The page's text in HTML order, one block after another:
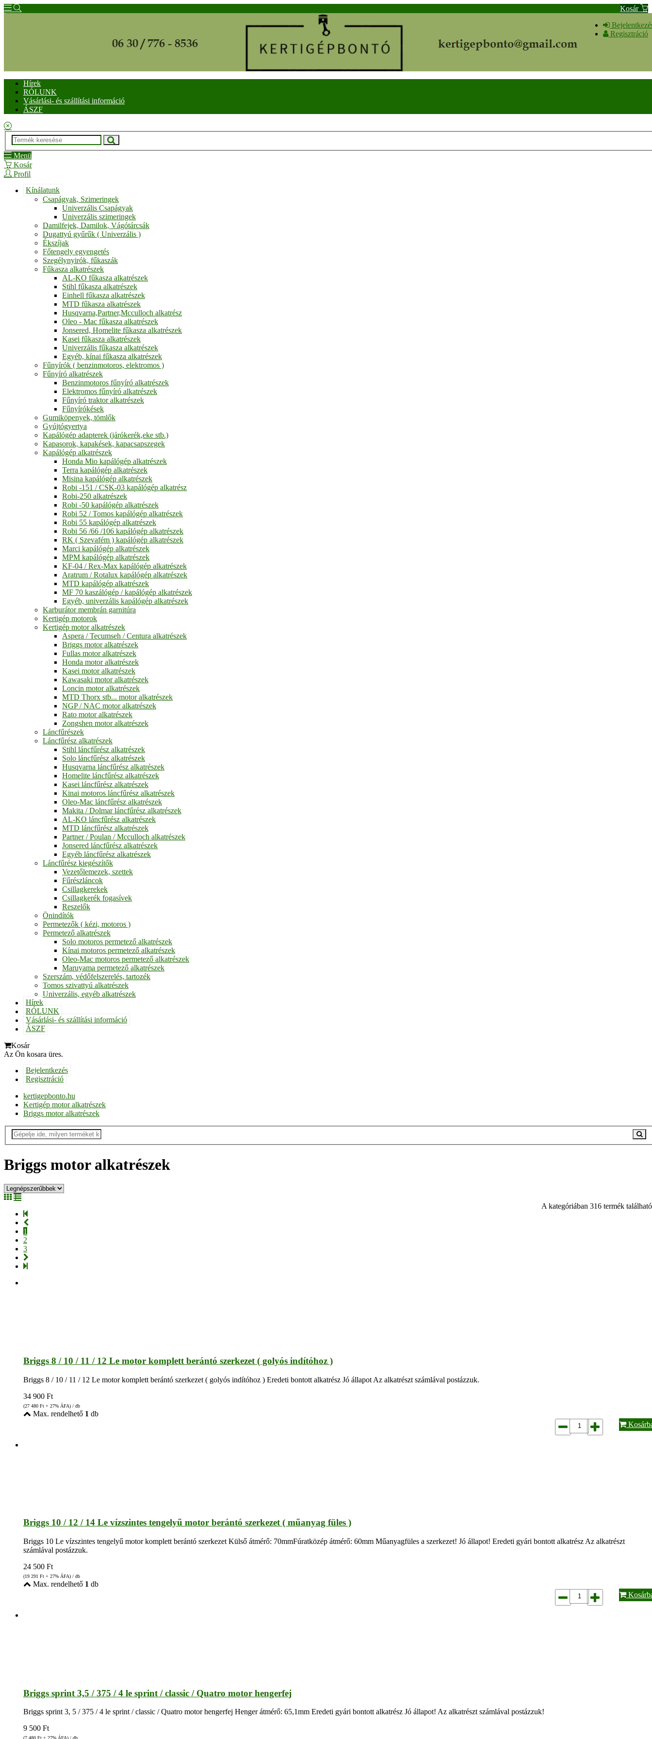
Kosár
Regisztráció
Hírek
RÓLUNK
Vásárlási- és szállítási információ
ÁSZF
Menü
Kosár
Profil
Kínálatunk
Csapágyak, Szimeringek
Univerzális Csapágyak
Univerzális szimeringek
Damilfejek, Damilok, Vágótárcsák
Dugattyú gyűrűk ( Univerzális )
Ékszíjak
Főtengely egyengetés
Szegélynyirók, fűkaszák
Fűkasza alkatrészek
AL-KO fűkasza alkatrészek
Stihl fűkasza alkatrészek
Einhell fűkasza alkatrészek
MTD fűkasza alkatrészek
Husqvarna,Partner,Mcculloch alkatrész
Oleo - Mac fűkasza alkatrészek
Jonsered, Homelite fűkasza alkatrészek
Kasei fűkasza alkatrészek
Univerzális fűkasza alkatrészek
Egyéb, kínai fűkasza alkatrészek
Fűnyírók ( benzinmotoros, elektromos )
Fűnyíró alkatrészek
Benzinmotoros fűnyíró alkatrészek
Elektromos fűnyíró alkatrészek
Fűnyíró traktor alkatrészek
Fűnyírókések
Gumiköpenyek, tömlők
Gyújtógyertya
Kapálógép adapterek (járókerék,eke stb.)
Kapasorok, kapakések, kapacsapszegek
Kapálógép alkatrészek
Honda Mio kapálógép alkatrészek
Terra kapálógép alkatrészek
Misina kapálógép alkatrészek
Robi -151 / CSK-03 kapálógép alkatrész
Robi-250 alkatrészek
Robi -50 kapálógép alkatrészek
Robi 52 / Tomos kapálógép alkatrészek
Robi 55 kapálógép alkatrészek
Robi 56 /66 /106 kapálógép alkatrészek
RK ( Szevafém ) kapálógép alkatrészek
Marci kapálógép alkatrészek
MPM kapálógép alkatrészek
KF-04 / Rex-Max kapálógép alkatrészek
Aratrum / Rotalux kapálógép alkatrészek
MTD kapálógép alkatrészek
MF 70 kaszálógép / kapálógép alkatrészek
Egyéb, univerzális kapálógép alkatrészek
Karburátor membrán garnitúra
Kertigép motorok
Kertigép motor alkatrészek
Aspera / Tecumseh / Centura alkatrészek
Briggs motor alkatrészek
Fullas motor alkatrészek
Honda motor alkatrészek
Kasei motor alkatrészek
Kawasaki motor alkatrészek
Loncin motor alkatrészek
MTD Thorx stb... motor alkatrészek
NGP / NAC motor alkatrészek
Rato motor alkatrészek
Zongshen motor alkatrészek
Láncfűrészek
Láncfűrész alkatrészek
Stihl láncfűrész alkatrészek
Solo láncfűrész alkatrészek
Husqvarna láncfűrész alkatrészek
Homelite láncfűrész alkatrészek
Kasei láncfűrész alkatrészek
Kinai motoros láncfűrész alkatrészek
Oleo-Mac láncfűrész alkatrészek
Makita / Dolmar láncfűrész alkatrészek
AL-KO láncfűrész alkatrészek
MTD láncfűrész alkatrészek
Partner / Poulan / Mcculloch alkatrészek
Jonsered láncfűrész alkatrészek
Egyéb láncfűrész alkatrészek
Láncfűrész kiegészítők
Vezetőlemezek, szettek
Fűrészláncok
Csillagkerekek
Csillagkerék fogasívek
Reszelők
Önindítók
Permetezők ( kézi, motoros )
Permetező alkatrészek
Solo motoros permetező alkatrészek
Kínai motoros permetező alkatrészek
Oleo-Mac motoros permetező alkatrészek
Maruyama permetező alkatrészek
Szerszám, védőfelszerelés, tartozék
Tomos szivattyú alkatrészek
Univerzális, egyéb alkatrészek
Hírek
RÓLUNK
Vásárlási- és szállítási információ
ÁSZF
Kosár
Az Ön kosara üres.
Bejelentkezés
Regisztráció
kertigepbonto.hu
Kertigép motor alkatrészek
Briggs motor alkatrészek
Briggs motor alkatrészek
A kategóriában 316 termék
1
2
3
Briggs 8 / 10 / 11 / 12 Le motor komplett berántó szerkezet ( golyós indítóhoz )
Briggs 8 / 10 / 11 / 12 Le motor komplett berántó szerkezet ( golyós indítóhoz ) Eredeti bontott alkatrész Jó állapot Az alkatrészt számlával postázzuk.
34 900 Ft
(27 480 Ft + 27% ÁFA) / db
Max. rendelhető 1 db
Briggs 10 / 12 / 14 Le vízszintes tengelyű motor berántó szerkezet ( műanyag füles )
Briggs 10 Le vízszintes tengelyű motor komplett berántó szerkezet Külső átmérő: 70mmFúratközép átmérő: 60mm Műanyagfüles a szerkezet! Jó állapot! Eredeti gyári bontott alkatrész Az alkatrészt
számlával postázzuk.
24 500 Ft
(19 291 Ft + 27% ÁFA) / db
Max. rendelhető 1 db
Briggs sprint 3,5 / 375 / 4 le sprint / classic / Quatro motor hengerfej
Briggs sprint 3, 5 / 375 / 4 le sprint / classic / Quatro motor hengerfej Henger átmérő: 65,1mm Eredeti gyári bontott alkatrész Jó állapot! Az alkatrészt számlával postázzuk!
9 500 Ft